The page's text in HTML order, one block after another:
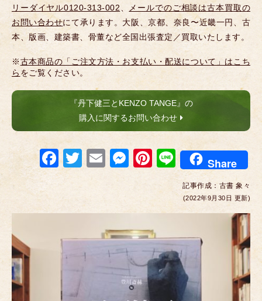
リーダイヤル0120-313-002、
メールでのご相談は古本買取の
お問い合わせにて承ります。大阪、京都、奈良〜近畿一円、古
本、版画、建築書、骨董など全国出張査定／買取いたします。
※古本商品の「ご注文方法・お支払い・配送について」はこち
ら をご覧ください。
『丹下健三とKENZO TANGE』の
購入に関するお問い合わせ
F
a
e
b
o
o
k
T
wi
er
E
m
M
n
g
er
Pi
nt
er
e
st
Li
n
e
Share
記事作成： 古書 象々
(2022年9月30日 更新)